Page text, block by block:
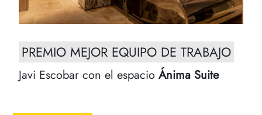
PREMIO MEJOR EQUIPO DE TRABAJO
Javi Escobar con el espacio Ánima Suite